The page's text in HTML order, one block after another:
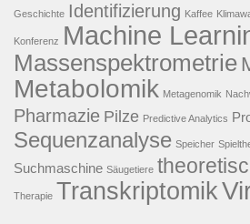
Geschichte Identifizierung Kaffee
Konferenz Machine
Massenspektrometrie
Metabolomik Metagenomik
Pharmazie Pilze Predictive Analytics
Sequenzanalyse Speicher
Suchmaschine Säugetiere
Therapie Transkriptomik